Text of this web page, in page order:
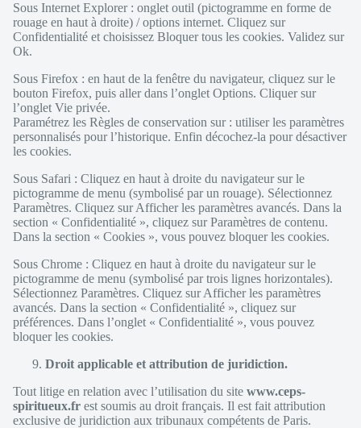
Sous Internet Explorer : onglet outil (pictogramme en forme de
rouage en haut à droite) / options internet. Cliquez sur
Confidentialité et choisissez Bloquer tous les cookies. Validez sur
Ok.
Sous Firefox : en haut de la fenêtre du navigateur, cliquez sur le
bouton Firefox, puis aller dans l’onglet Options. Cliquer sur
l’onglet Vie privée.
Paramétrez les Règles de conservation sur : utiliser les paramètres
personnalisés pour l’historique. Enfin décochez-la pour désactiver
les cookies.
Sous Safari : Cliquez en haut à droite du navigateur sur le
pictogramme de menu (symbolisé par un rouage). Sélectionnez
Paramètres. Cliquez sur Afficher les paramètres avancés. Dans la
section « Confidentialité », cliquez sur Paramètres de contenu.
Dans la section « Cookies », vous pouvez bloquer les cookies.
Sous Chrome : Cliquez en haut à droite du navigateur sur le
pictogramme de menu (symbolisé par trois lignes horizontales).
Sélectionnez Paramètres. Cliquez sur Afficher les paramètres
avancés. Dans la section « Confidentialité », cliquez sur
préférences. Dans l’onglet « Confidentialité », vous pouvez
bloquer les cookies.
Droit applicable et attribution de juridiction.
Tout litige en relation avec l’utilisation du site www.ceps-
spiritueux.fr est soumis au droit français. Il est fait attribution
exclusive de juridiction aux tribunaux compétents de Paris.